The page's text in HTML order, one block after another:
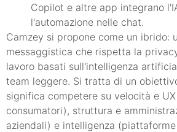
Copilot e altre app integrano
l'automazione nelle chat.
Camzey si propone come un ibrido:
messaggistica che rispetta la
lavoro basati sull'intelligenza
team leggere. Si tratta di un
significa competere su velocità e
consumatori), struttura e
aziendali) e intelligenza